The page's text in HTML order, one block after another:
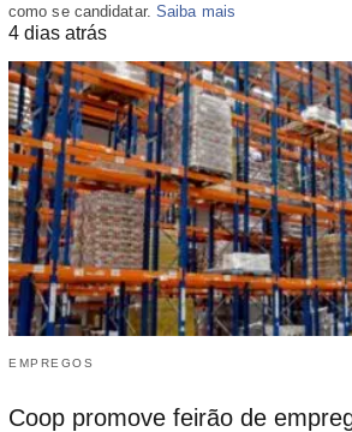
como se candidatar. Saiba mais
4 dias atrás
EMPREGOS
Coop promove feirão de